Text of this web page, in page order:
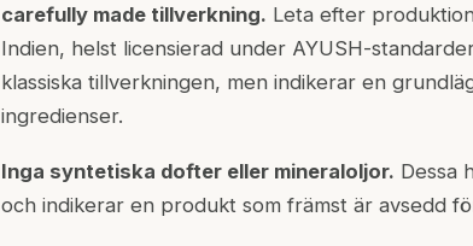
carefully made tillverkning. Leta efter
Indien, helst licensierad under AYUSH-
klassiska tillverkningen, men indikerar en
ingredienser.
Inga syntetiska dofter eller mineraloljor. Dessa
och indikerar en produkt som främst är avsedd